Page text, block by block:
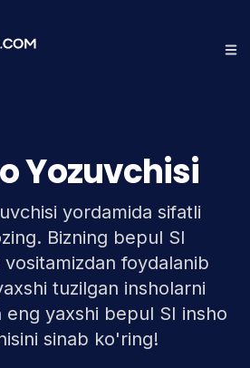
Yozuvchisi
yordamida sifatli
Bizning bepul SI
foydalanib
tuzilgan insholarni
eng yaxshi bepul SI insho
sinab ko'ring!